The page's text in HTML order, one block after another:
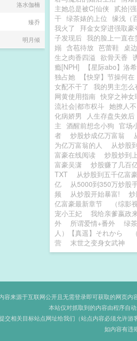
主她总是被C|仙侠 贰拾|
干 绿茶婊的上位 缘浅（
我火了
拜金女穿进强取豪
子发现后 我的脸上一直在
嫋 含苞待放 芭蕾鞋 桌
生之肉香四溢 欲骨天香
瘾[NPH]
【星际abo】洛
独占她
【快穿】节操何在
女配不干了 我的男主怎么
网黄使用指南 快穿之神女
流社会|都市权斗 她撩人
化病娇男
人生存盘失效后
主 酒醒前想念小狗 官场
者
炒股炒成亿万富翁
为亿万富翁的人
从炒股
富豪在线阅读
炒股炒到
富豪吴潇
炒股赚了几百
TXT
从炒股到五千亿富
亿
从5000到350万炒股
频
从炒股开始暴富!
亿富豪最新章节
（综
宠小王妃
我给亲爹嬴政
外
所谓爱情+番外 绿
人）【真遥】それから
营
末世之变身女武神
你在流泪吗
洛水伽楠
臻乔
明月倾
容来源于互联网公开且无需登录即可获取的网页
本站仅对抓取到的内容由程序自
交相关目标站点网址给我们（站点内容必须允许
如内容有违